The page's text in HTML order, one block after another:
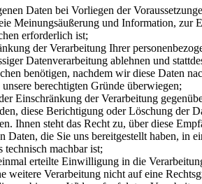
Daten bei Vorliegen der
Meinungsäußerung und Information,
erforderlich ist;
der Verarbeitung Ihrer
Datenverarbeitung ablehnen und
benötigen, nachdem wir diese Daten
berechtigten Gründe überwiegen;
der Verarbeitung
diese Berichtigung oder Löschung der
Ihnen steht das Recht zu, über diese
die Sie uns bereitgestellt haben, in
machbar ist;
erteilte Einwilligung in die
Verarbeitung nicht auf eine